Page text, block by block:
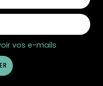
vos e-mails